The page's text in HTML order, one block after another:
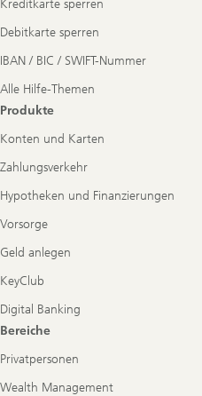
Kreditkarte sperren
Debitkarte sperren
IBAN / BIC / SWIFT-Nummer
Alle Hilfe-Themen
Produkte
Konten und Karten
Zahlungsverkehr
Hypotheken und Finanzierungen
Vorsorge
Geld anlegen
KeyClub
Digital Banking
Bereiche
Privatpersonen
Wealth Management